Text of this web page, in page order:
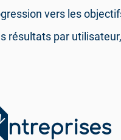
vers les
résultats par